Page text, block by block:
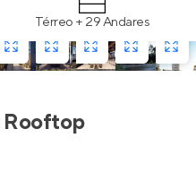
Térreo + 29 Andares
Rooftop